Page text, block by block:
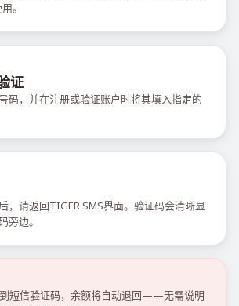
。
证
码，并在注册或验证账户时将其填入指定的
，请返回TIGER SMS界面。验证码会清晰显
旁边。
短信验证码，余额将自动退回——无需说明